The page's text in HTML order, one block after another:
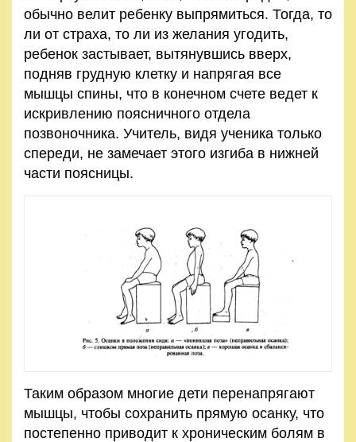
обычно велит ребенку выпрямиться. Тогда, то
ли от страха, то ли из желания угодить,
ребенок застывает, вытянувшись вверх,
подняв грудную клетку и напрягая все
мышцы спины, что в конечном счете ведет к
искривлению поясничного отдела
позвоночника. Учитель, видя ученика только
спереди, не замечает этого изгиба в нижней
части поясницы.
Таким образом многие дети перенапрягают
мышцы, чтобы сохранить прямую осанку, что
постепенно приводит к хроническим болям в